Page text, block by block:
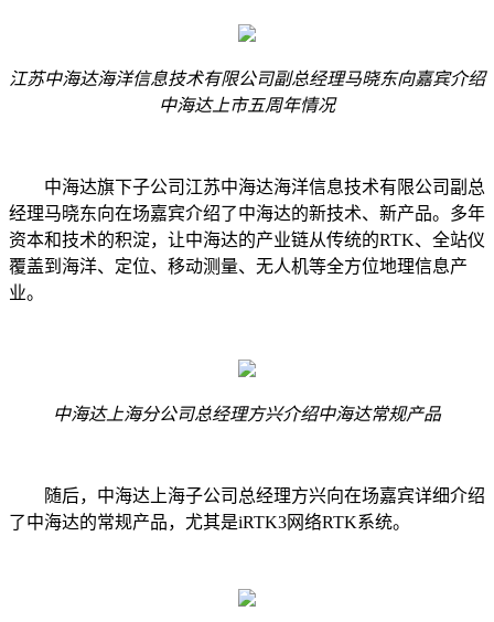
江苏中海达海洋信息技术有限公司副总经理马晓东向嘉宾介绍
中海达上市五周年情况
中海达旗下子公司江苏中海达海洋信息技术有限公司副总
经理马晓东向在场嘉宾介绍了中海达的新技术、新产品。多年
资本和技术的积淀，让中海达的产业链从传统的RTK、全站仪
覆盖到海洋、定位、移动测量、无人机等全方位地理信息产
业。
中海达上海分公司总经理方兴介绍中海达常规产品
随后，中海达上海子公司总经理方兴向在场嘉宾详细介绍
了中海达的常规产品，尤其是iRTK3网络RTK系统。